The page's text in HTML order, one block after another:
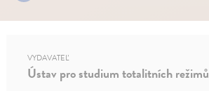
VYDAVATEĽ
Ústav pro studium totalitních režimů